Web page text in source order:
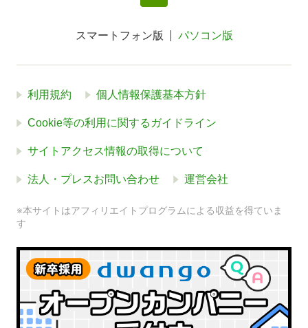
スマートフォン版 パソコン版
利用規約 個人情報保護基本方針
Cookie等の利用に関するガイドライン
サイトアクセス情報の取得について
法人・プレスお問い合わせ 運営会社
※本サイトはアフィリエイトプログラムによる収益を得ていま
す